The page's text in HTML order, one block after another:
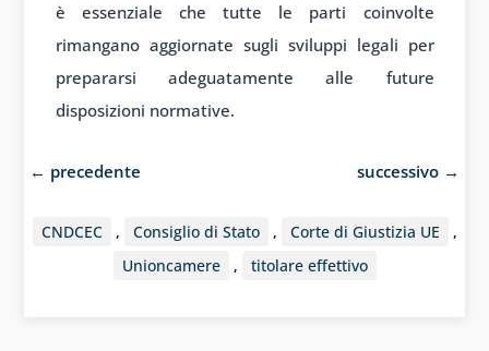
è essenziale che tutte le parti coinvolte
rimangano aggiornate sugli sviluppi legali per
prepararsi adeguatamente alle future
disposizioni normative.
← precedente successivo →
CNDCEC , Consiglio di Stato , Corte di Giustizia UE
,
Unioncamere
, titolare effettivo